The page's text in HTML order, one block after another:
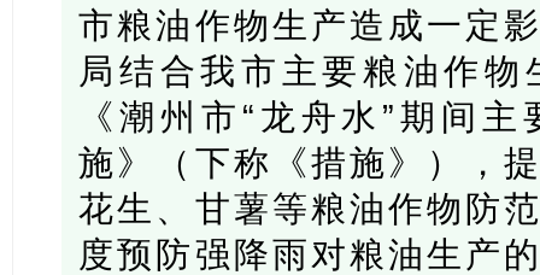
市粮油作物生产造成一定
局结合我市主要粮油作
《潮州市“龙舟水”期间
施》（下称《措施》），
花生、甘薯等粮油作物防
度预防强降雨对粮油生产